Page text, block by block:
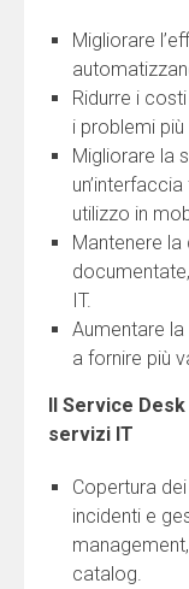
Migliorare
Ridurre i
i problemi
Migliorare la
utilizzo in
Mantenere
IT.
Aumentare
a fornire più
Il Service
servizi IT
Copertura
incidenti e
catalog.